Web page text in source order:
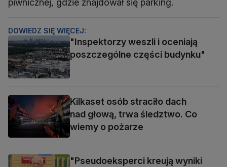
piwnicznej, gdzie znajdował się parking.
DOWIEDZ SIĘ WIĘCEJ:
"Inspektorzy weszli i oceniają
poszczególne części budynku"
Kilkaset osób straciło dach
nad głową, trwa śledztwo. Co
wiemy o pożarze
"Pseudoeksperci kreują wyniki